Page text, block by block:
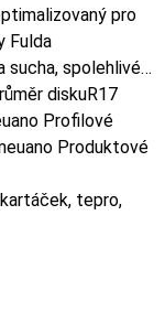
pro
Fulda
spolehlivé…
diskuR17
Profilové
Produktové
tepro,